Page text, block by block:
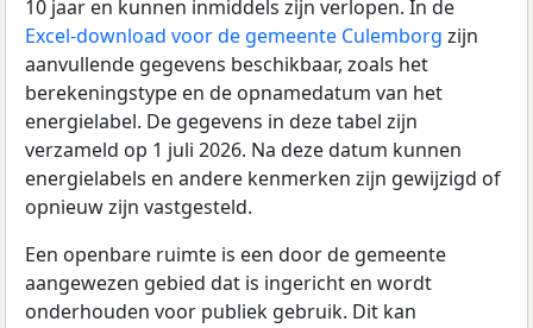
10 jaar en kunnen inmiddels zijn verlopen. In de
Excel-download voor de gemeente Culemborg zijn
aanvullende gegevens beschikbaar, zoals het
berekeningstype en de opnamedatum van het
energielabel. De gegevens in deze tabel zijn
verzameld op 1 juli 2026. Na deze datum kunnen
energielabels en andere kenmerken zijn gewijzigd of
opnieuw zijn vastgesteld.
Een openbare ruimte is een door de gemeente
aangewezen gebied dat is ingericht en wordt
onderhouden voor publiek gebruik. Dit kan